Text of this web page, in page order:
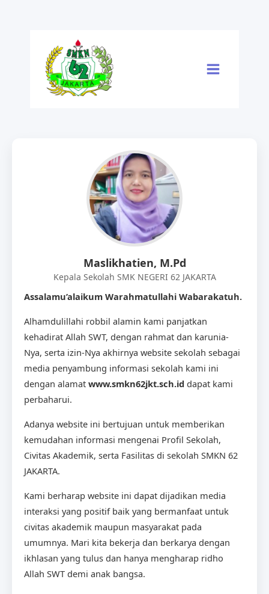
Maslikhatien, M.Pd
Kepala Sekolah SMK NEGERI 62 JAKARTA
Assalamu’alaikum Warahmatullahi Wabarakatuh.
Alhamdulillahi robbil alamin kami panjatkan
kehadirat Allah SWT, dengan rahmat dan karunia-
Nya, serta izin-Nya akhirnya website sekolah sebagai
media penyambung informasi sekolah kami ini
dengan alamat www.smkn62jkt.sch.id dapat kami
perbaharui.
Adanya website ini bertujuan untuk memberikan
kemudahan informasi mengenai Profil Sekolah,
Civitas Akademik, serta Fasilitas di sekolah SMKN 62
JAKARTA.
Kami berharap website ini dapat dijadikan media
interaksi yang positif baik yang bermanfaat untuk
civitas akademik maupun masyarakat pada
umumnya. Mari kita bekerja dan berkarya dengan
ikhlasan yang tulus dan hanya mengharap ridho
Allah SWT demi anak bangsa.